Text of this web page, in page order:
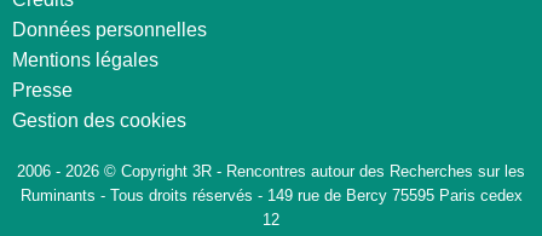
Données personnelles
Mentions légales
Presse
Gestion des cookies
2006 - 2026 © Copyright 3R - Rencontres autour des Recherches sur les
Ruminants - Tous droits réservés - 149 rue de Bercy 75595 Paris cedex
12